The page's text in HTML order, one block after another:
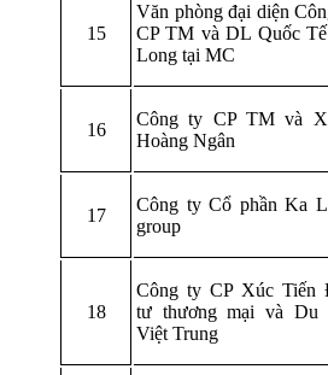
15
Văn phòng đại diện
CP TM và DL Quốc
Long tại MC
16
Công ty CP TM và
Hoàng Ngân
17
Công ty Cổ phần Ka
group
18
Công ty CP Xúc Tiến
tư thương mại và Du
Việt Trung